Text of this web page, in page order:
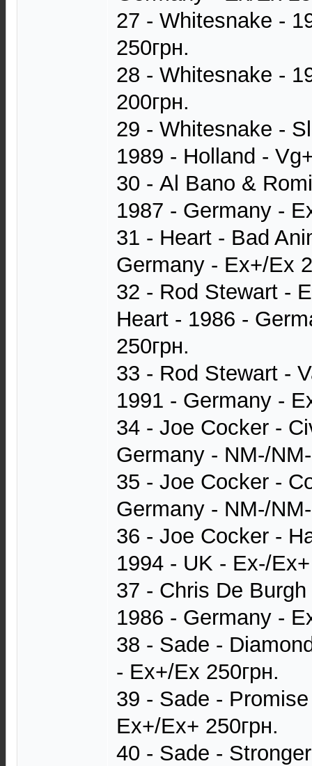
27 - Whitesnake -
250грн.
28 - Whitesnake -
200грн.
29 - Whitesnake -
1989 - Holland -
30 - Al Bano &
1987 - Germany -
31 - Heart - Bad
Germany - Ex+/Ex
32 - Rod Stewart -
Heart - 1986 -
250грн.
33 - Rod Stewart -
1991 - Germany -
34 - Joe Cocker -
Germany - NM-/
35 - Joe Cocker -
Germany - NM-/
36 - Joe Cocker -
1994 - UK - Ex-/
37 - Chris De
1986 - Germany -
38 - Sade -
- Ex+/Ex 250грн.
39 - Sade -
Ex+/Ex+ 250грн.
40 - Sade -